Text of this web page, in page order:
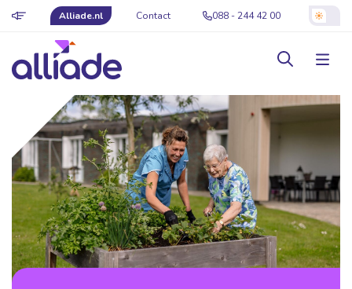
Alliade.nl Contact 088 - 244 42 00